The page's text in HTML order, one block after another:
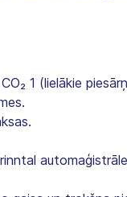
1 (lielākie